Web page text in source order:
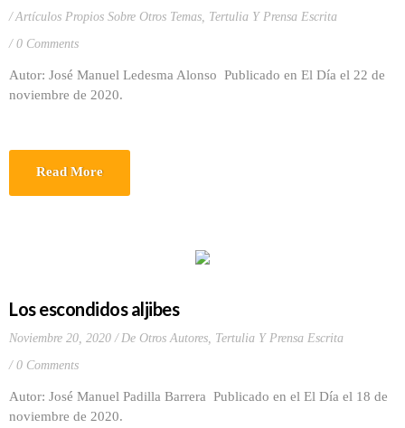
Artículos Propios Sobre Otros Temas, Tertulia Y Prensa Escrita
0 Comments
Autor: José Manuel Ledesma Alonso Publicado en El Día el 22 de
noviembre de 2020.
Read More
Los escondidos aljibes
Noviembre 20, 2020 De Otros Autores, Tertulia Y Prensa Escrita
0 Comments
Autor: José Manuel Padilla Barrera Publicado en el El Día el 18 de
noviembre de 2020.